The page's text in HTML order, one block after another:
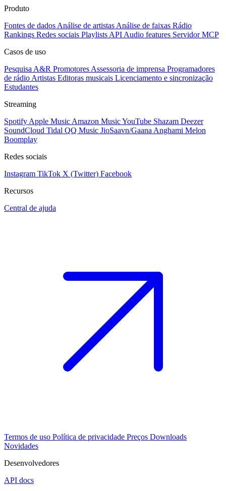
Produto
Fontes de dados Análise de artistas Análise de faixas Rádio
Rankings Redes sociais Playlists API Audio features Servidor MCP
Casos de uso
Pesquisa A&R Promotores Assessoria de imprensa Programadores
de rádio Artistas Editoras musicais Licenciamento e sincronização
Estudantes
Streaming
Spotify Apple Music Amazon MusicYouTube Shazam Deezer
SoundCloud Tidal QQ Music JioSaavn/Gaana Anghami Melon
Boomplay
Redes sociais
Instagram TikTok X (Twitter) Facebook
Recursos
Central de ajuda
Termos de uso Política de privacidade Preços Downloads
Novidades
Desenvolvedores
API docs